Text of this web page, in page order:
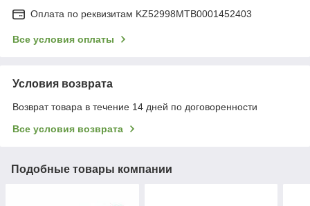
Оплата по реквизитам KZ52998MTB0001452403
Все условия оплаты
Условия возврата
Возврат товара в течение 14 дней по договоренности
Все условия возврата
Подобные товары компании